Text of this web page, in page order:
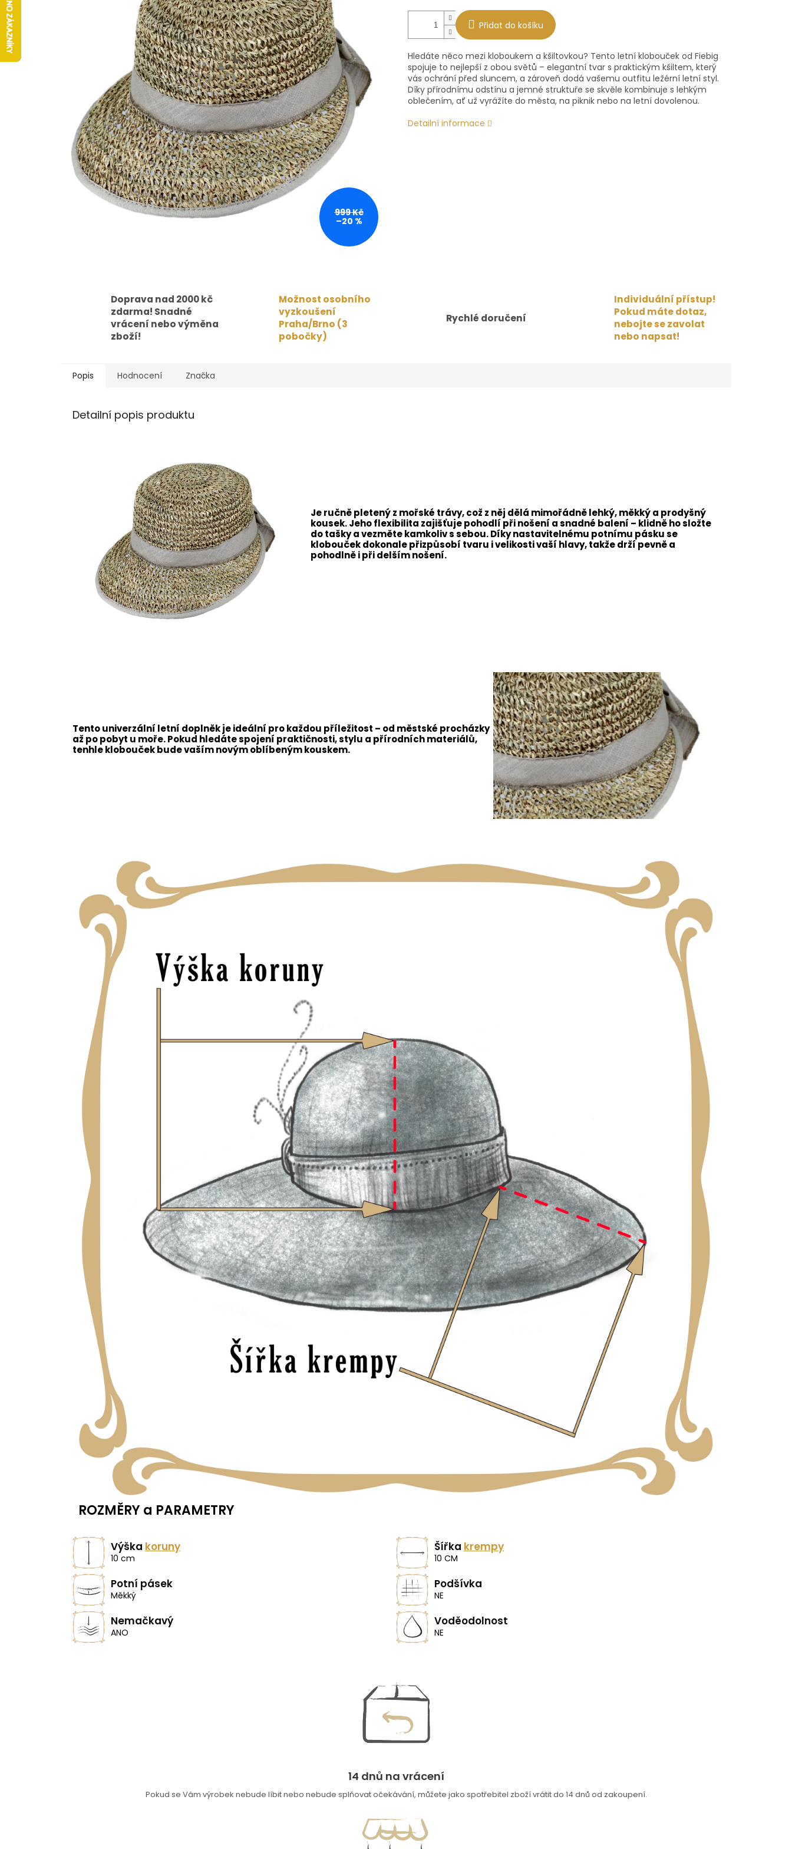
999 Kč
–20 %
Přidat do košíku
Hledáte něco mezi kloboukem a kšiltovkou? Tento letní klobouček od Fiebig
spojuje to nejlepší z obou světů – elegantní tvar s praktickým kšiltem, který
vás ochrání před sluncem, a zároveň dodá vašemu outfitu ležérní letní styl.
Díky přírodnímu odstínu a jemné struktuře se skvěle kombinuje s lehkým
oblečením, ať už vyrážíte do města, na piknik nebo na letní dovolenou.
Detailní informace
Doprava nad 2000 kč
zdarma! Snadné
vrácení nebo výměna
zboží!
Možnost osobního
vyzkoušení
Praha/Brno (3
pobočky)
Rychlé doručení
Individuální přístup!
Pokud máte dotaz,
nebojte se zavolat
nebo napsat!
Popis Hodnocení Značka
Detailní popis produktu
Je ručně pletený z mořské trávy, což z něj dělá mimořádně lehký, měkký a prodyšný
kousek. Jeho flexibilita zajišťuje pohodlí při nošení a snadné balení – klidně ho složte
do tašky a vezměte kamkoliv s sebou. Díky nastavitelnému potnímu pásku se
klobouček dokonale přizpůsobí tvaru i velikosti vaší hlavy, takže drží pevně a
pohodlně i při delším nošení.
Tento univerzální letní doplněk je ideální pro každou příležitost – od městské procházky
až po pobyt u moře. Pokud hledáte spojení praktičnosti, stylu a přírodních materiálů,
tenhle klobouček bude vaším novým oblíbeným kouskem.
ROZMĚRY a PARAMETRY
Výška koruny
10 cm
Šířka krempy
10 CM
Potní pásek
Měkký
Podšívka
NE
Nemačkavý
ANO
Voděodolnost
NE
14 dnů na vrácení
Pokud se Vám výrobek nebude líbit nebo nebude splňovat očekávání, můžete jako spotřebitel zboží vrátit do 14 dnů od zakoupení.